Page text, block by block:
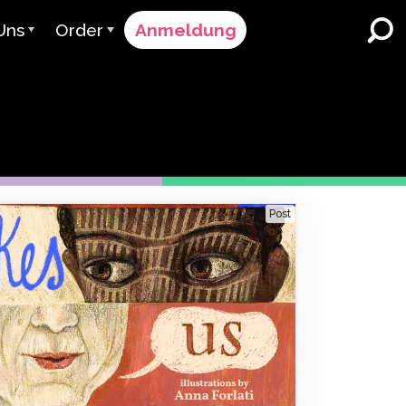
ClassLink
Clever
Ellevation
bedienen
English Learner Programs
Höhere Bildung
Arbeitsplätze
& Compliance
Order
Kontaktieren Sie den
Support
Anmeldung
Post